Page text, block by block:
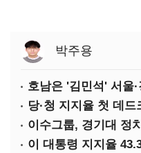
박주용
당·청 지지율 첫 데